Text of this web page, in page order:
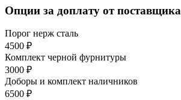
Опции за доплату от поставщика
Порог нерж сталь
4500 ₽
Комплект черной фурнитуры
3000 ₽
Доборы и комплект наличников
6500 ₽